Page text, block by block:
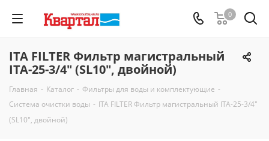
0
ITA FILTER Фильтр магистральный
ITA-25-3/4" (SL10", двойной)
Главная - Каталог - Фильтры для воды и комплектующие -
Система очистки воды - ITA FILTER Фильтр магистральный ITA-25-3/4"
(SL10", двойной)